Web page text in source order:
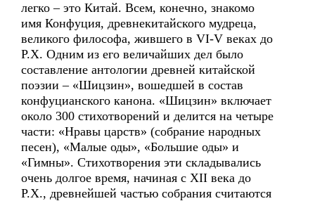
легко – это Китай. Всем, конечно, знакомо
имя Конфуция, древнекитайского мудреца,
великого философа, жившего в VI-V веках до
Р.Х. Одним из его величайших дел было
составление антологии древней китайской
поэзии – «Шицзин», вошедшей в состав
конфуцианского канона. «Шицзин» включает
около 300 стихотворений и делится на четыре
части: «Нравы царств» (собрание народных
песен), «Малые оды», «Большие оды» и
«Гимны». Стихотворения эти складывались
очень долгое время, начиная с XII века до
Р.Х., древнейшей частью собрания считаются